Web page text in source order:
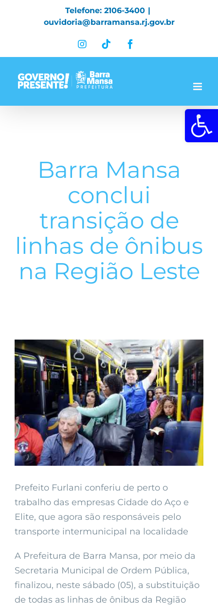
Abrir a
Telefone: 2106-3400 |
ouvidoria@barramansa.rj.gov.br
InstagramTiktok
Barra Mansa
conclui
transição de
linhas de ônibus
na Região Leste
View
Larger
Image
Prefeito Furlani conferiu de perto o
trabalho das empresas Cidade do Aço e
Elite, que agora são responsáveis pelo
transporte intermunicipal na localidade
A Prefeitura de Barra Mansa, por meio da
Secretaria Municipal de Ordem Pública,
finalizou, neste sábado (05), a substituição
de todas as linhas de ônibus da Região